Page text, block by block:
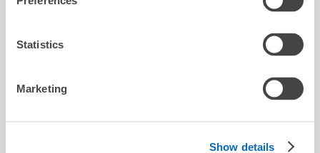
Statistics
Marketing
Show details